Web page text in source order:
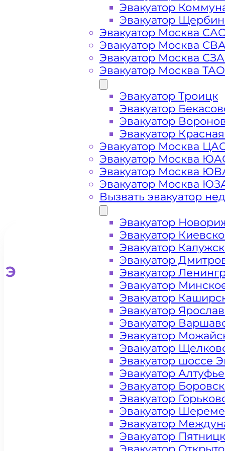
Стоимость
услуг
эвакуатора в
Серпухове
Эвакуатор для легковых
Эвакуатор
Эвакуатор
Эвакуатор Москва
Эвакуатор Москва
Эвакуатор Москва
Эвакуатор Москва ТАО
Эвакуатор Троицк
Эвакуатор
Эвакуатор
Эвакуатор
Эвакуатор Москва
Эвакуатор Москва
Эвакуатор Москва
Эвакуатор Москва
Вызвать эвакуатор
Эвакуатор
Эвакуатор
Эвакуатор
Эвакуатор
Эвакуатор
Эвакуатор
Эвакуатор
Эвакуатор
Эвакуатор
Эвакуатор
Эвакуатор
Эвакуатор шоссе
Эвакуатор
Эвакуатор
Эвакуатор
Эвакуатор
Эвакуатор
Эвакуатор